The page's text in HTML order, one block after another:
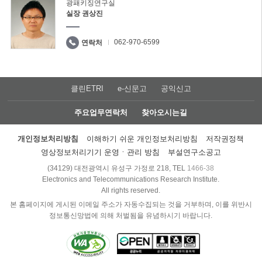
광패키징연구실
실장 권상진
연락처 062-970-6599
클린ETRI e-신문고 공익신고
주요업무연락처 찾아오시는길
개인정보처리방침 이해하기 쉬운 개인정보처리방침
저작권정책
영상정보처리기기 운영ㆍ관리 방침
부설연구소공고
(34129) 대전광역시 유성구 가정로 218, TEL 1466-38
Electronics and Telecommunications Research Institute.
All rights reserved.
본 홈페이지에 게시된 이메일 주소가 자동수집되는 것을 거부하며, 이를 위반시
정보통신망법에 의해 처벌됨을 유념하시기 바랍니다.